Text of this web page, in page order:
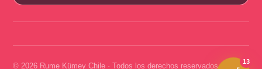
© 2026 Rume Kümey Chile · Todos los derechos reservados
13